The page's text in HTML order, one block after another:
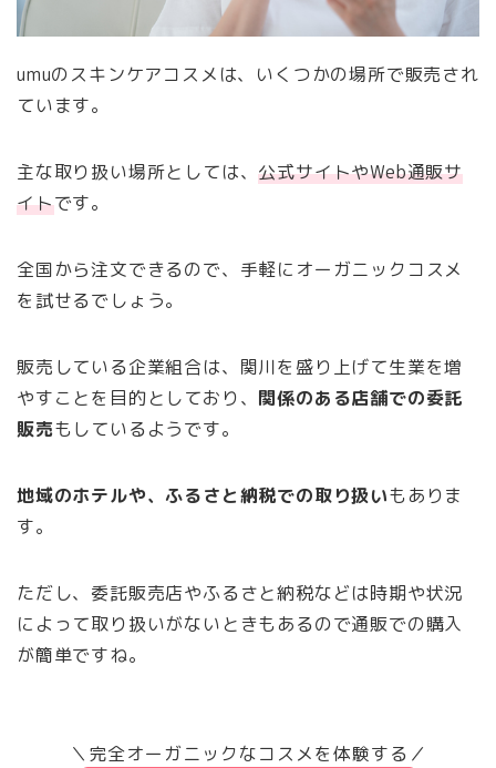
umuのスキンケアコスメは、いくつかの場所で販売され
ています。
主な取り扱い場所としては、公式サイトやWeb通販サ
イトです。
全国から注文できるので、手軽にオーガニックコスメ
を試せるでしょう。
販売している企業組合は、関川を盛り上げて生業を増
やすことを目的としており、 関係のある店舗での委託
販売もしているようです。
地域のホテルや、ふるさと納税での取り扱いもありま
す。
ただし、委託販売店やふるさと納税などは時期や状況
によって取り扱いがないときもあるので通販での購入
が簡単ですね。
＼完全オーガニックなコスメを体験する／